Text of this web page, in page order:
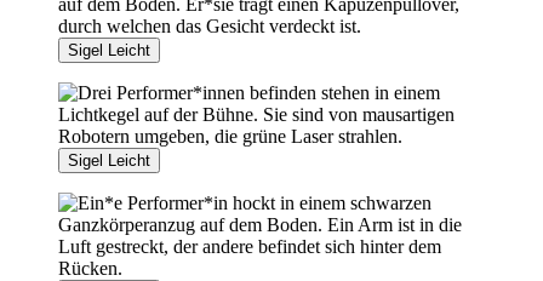
Sigel Leicht
Sigel Leicht